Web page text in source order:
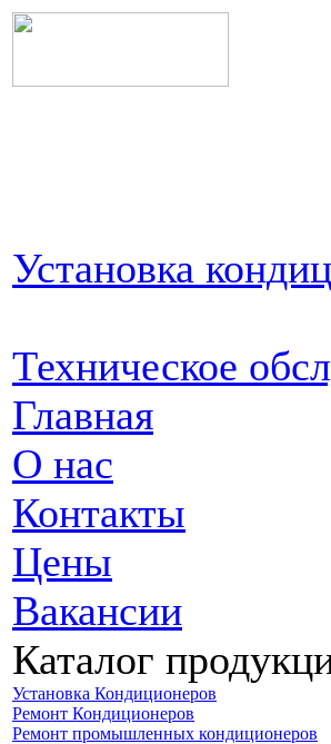
Установка
Техническое
Главная
О нас
Контакты
Цeны
Вакансии
Каталог
Установка Кондиционеров
Ремонт Кондиционеров
Ремонт промышленных кондиционеров